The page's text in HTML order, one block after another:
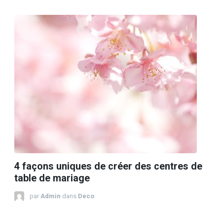
4 façons uniques de créer des centres de
table de mariage
par Admin dans Deco